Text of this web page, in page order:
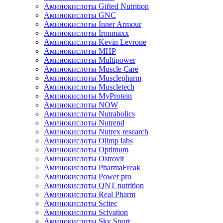
Аминокислоты Gifted Nutrition
Аминокислоты GNC
Аминокислоты Inner Armour
Аминокислоты Ironmaxx
Аминокислоты Kevin Levrone
Аминокислоты MHP
Аминокислоты Multipower
Аминокислоты Muscle Care
Аминокислоты Musclepharm
Аминокислоты Muscletech
Аминокислоты MyProtein
Аминокислоты NOW
Аминокислоты Nutrabolics
Аминокислоты Nutrend
Аминокислоты Nutrex research
Аминокислоты Olimp labs
Аминокислоты Optimum
Аминокислоты Ostrovit
Аминокислоты PharmaFreak
Аминокислоты Power pro
Аминокислоты QNT nutrition
Аминокислоты Real Pharm
Аминокислоты Scitec
Аминокислоты Scivation
Аминокислоты Sky Sport